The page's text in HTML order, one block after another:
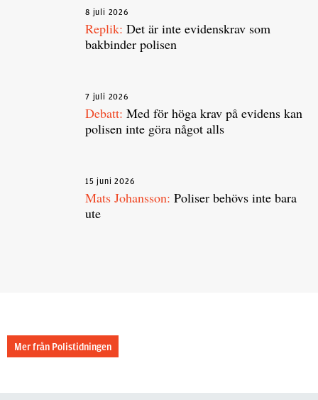
8 juli 2026
Replik: Det är inte evidenskrav som
bakbinder polisen
7 juli 2026
Debatt: Med för höga krav på evidens kan
polisen inte göra något alls
15 juni 2026
Mats Johansson: Poliser behövs inte bara
ute
Mer från Polistidningen